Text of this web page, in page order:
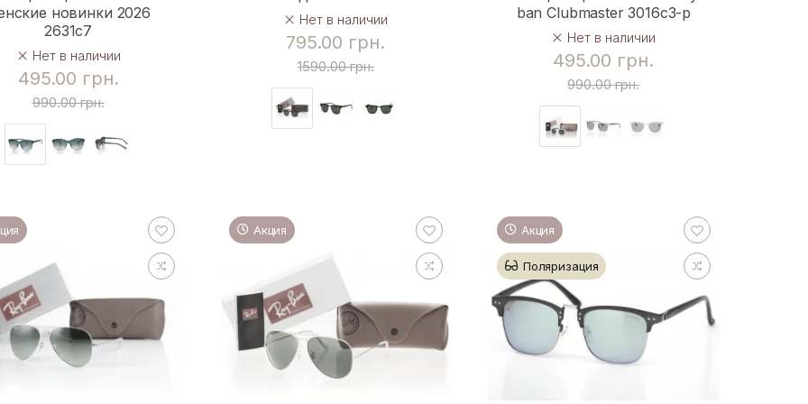
новинки 2026
2631c7
Нет в наличии
495.00 грн.
990.00 грн.
Нет в наличии
795.00 грн.
1590.00 грн.
ban Clubmaster 3016c3-p
Нет в наличии
495.00 грн.
990.00 грн.
Акция Акция
Поляризация